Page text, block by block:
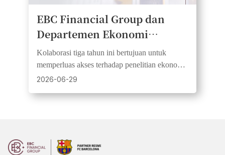
EBC Financial Group dan
Departemen Ekonomi
Universitas Oxford Perbarui
Kemitraan Strategis untuk
Edukasi Ekonomi Publik
Kolaborasi tiga tahun ini bertujuan untuk
memperluas akses terhadap penelitian ekonomi
melalui seri webinar bertajuk "What
2026-06-29